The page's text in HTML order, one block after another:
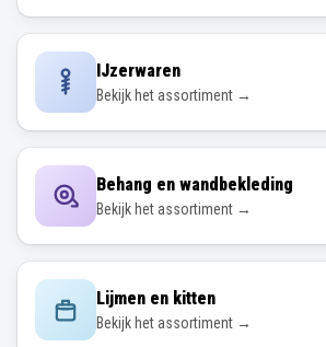
IJzerwaren
Bekijk het assortiment →
Behang en wandbekleding
Bekijk het assortiment →
Lijmen en kitten
Bekijk het assortiment →